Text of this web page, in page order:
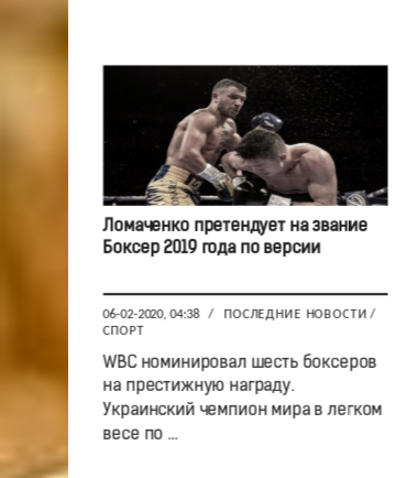
Ломаченко претендует на звание
Боксер 2019 года по версии
06-02-2020, 04:38 / ПОСЛЕДНИЕ НОВОСТИ /
СПОРТ
WBC номинировал шесть боксеров
на престижную награду.
Украинский чемпион мира в легком
весе по ...